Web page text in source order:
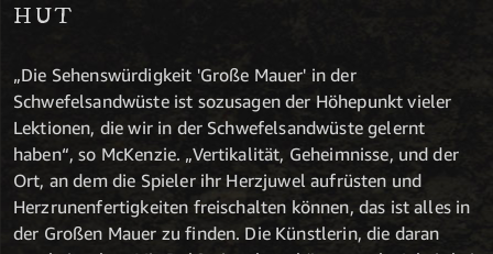
UT
„Die Sehenswürdigkeit 'Große Mauer' in der
Schwefelsandwüste ist sozusagen der Höhepunkt vieler
Lektionen, die wir in der Schwefelsandwüste gelernt
haben“, so McKenzie. „Vertikalität, Geheimnisse, und der
Ort, an dem die Spieler ihr Herzjuwel aufrüsten und
Herzrunenfertigkeiten freischalten können, das ist alles in
der Großen Mauer zu finden. Die Künstlerin, die daran